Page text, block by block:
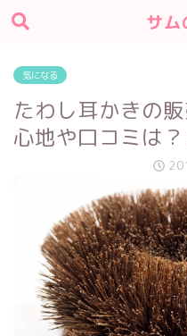
サム
気になる
たわし耳かきの
心地や口コミは